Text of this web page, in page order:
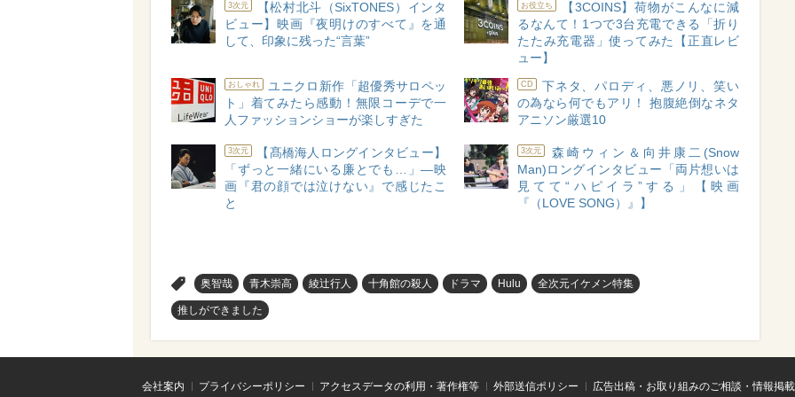
3次元
【松村北斗（SixTONES）インタ
ビュー】映画『夜明けのすべて』を通
して、印象に残った“言葉”
お役立ち
【3COINS】荷物がこんなに減
るなんて！1つで3台充電できる「折り
たたみ充電器」使ってみた【正直レビ
ュー】
おしゃれ
ユニクロ新作「超優秀サロペッ
ト」着てみたら感動！無限コーデで一
人ファッションショーが楽しすぎた
CD
下ネタ、パロディ、悪ノリ、笑い
の為なら何でもアリ！ 抱腹絶倒なネタ
アニソン厳選10
3次元
【髙橋海人ロングインタビュー】
「ずっと一緒にいる廉とでも…」―映
画『君の顔では泣けない』で感じたこ
と
3次元
森崎ウィン＆向井康二(Snow
Man)ロングインタビュー「両片想いは
見てて“ハピイラ”する」【映画
『（LOVE SONG）』】
奥智哉 青木崇高 綾辻行人 十角館の殺人 ドラマ Hulu 全次元イケメン特集
推しができました
会社案内 プライバシーポリシー アクセスデータの利用・著作権等 外部送信ポリシー 広告出稿・お取り組みのご相談・情報掲